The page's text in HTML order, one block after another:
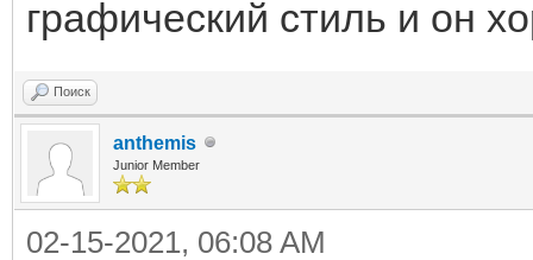
графический стиль и он
Поиск
anthemis
Junior Member
02-15-2021, 06:08 AM